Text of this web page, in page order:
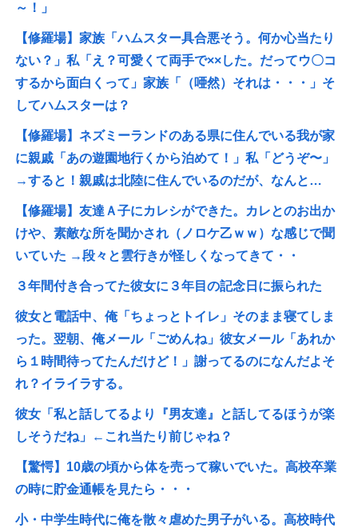
～！」
【修羅場】家族「ハムスター具合悪そう。何か心当たり
ない？」私「え？可愛くて両手で××した。だってウ〇コ
するから面白くって」家族「（唖然）それは・・・」そ
してハムスターは？
【修羅場】ネズミーランドのある県に住んでいる我が家
に親戚「あの遊園地行くから泊めて！」私「どうぞ〜」
→すると！親戚は北陸に住んでいるのだが、なんと…
【修羅場】友達Ａ子にカレシができた。カレとのお出か
けや、素敵な所を聞かされ（ノロケ乙ｗｗ）な感じで聞
いていた →段々と雲行きが怪しくなってきて・・
３年間付き合ってた彼女に３年目の記念日に振られた
彼女と電話中、俺「ちょっとトイレ」そのまま寝てしま
った。翌朝、俺メール「ごめんね」彼女メール「あれか
ら１時間待ってたんだけど！」謝ってるのになんだよそ
れ？イライラする。
彼女「私と話してるより『男友達』と話してるほうが楽
しそうだね」←これ当たり前じゃね？
【驚愕】10歳の頃から体を売って稼いでいた。高校卒業
の時に貯金通帳を見たら・・・
小・中学生時代に俺を散々虐めた男子がいる。高校時代